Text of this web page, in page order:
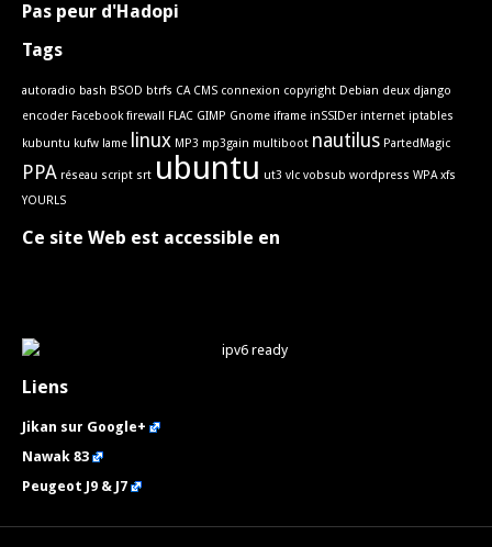
Pas peur d'Hadopi
Tags
autoradio bash BSOD btrfs CA CMS connexion copyright Debian deux django
encoder Facebook firewall FLAC GIMP Gnome iframe inSSIDer internet iptables
kubuntu kufw lame linux MP3 mp3gain multiboot nautilus PartedMagic
PPA réseau script srt ubuntu ut3 vlc vobsub wordpress WPA xfs
YOURLS
Ce site Web est accessible en
Liens
Jikan sur Google+
Nawak 83
Peugeot J9 & J7